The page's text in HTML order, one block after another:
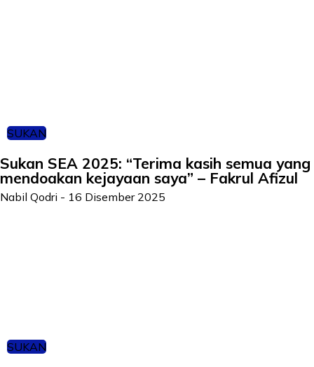
SUKAN
Sukan SEA 2025: “Terima kasih semua yang
mendoakan kejayaan saya” – Fakrul Afizul
Nabil Qodri - 16 Disember 2025
SUKAN